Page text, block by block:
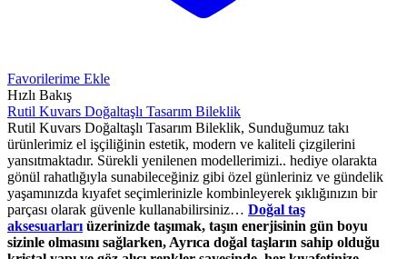
Favorilerime Ekle
Hızlı Bakış
Rutil Kuvars Doğaltaşlı Tasarım Bileklik
Rutil Kuvars Doğaltaşlı Tasarım Bileklik, Sunduğumuz takı
ürünlerimiz el işçiliğinin estetik, modern ve kaliteli çizgilerini
yansıtmaktadır. Sürekli yenilenen modellerimizi.. hediye olarakta
gönül rahatlığıyla sunabileceğiniz gibi özel günleriniz ve gündelik
yaşamınızda kıyafet seçimlerinizle kombinleyerek şıklığınızın bir
parçası olarak güvenle kullanabilirsiniz… Doğal taş
aksesuarları üzerinizde taşımak, taşın enerjisinin gün boyu
sizinle olmasını sağlarken, Ayrıca doğal taşların sahip olduğu